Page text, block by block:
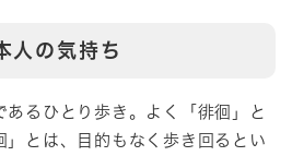
人の気持ち
るひとり歩き。よく「徘徊」と
」とは、目的もなく歩き回るとい